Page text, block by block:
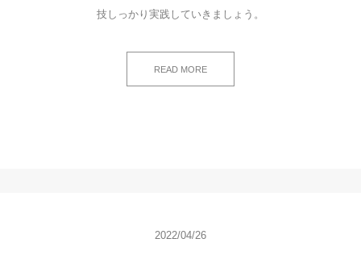
技しっかり実践していきましょう。
READ MORE
2022/04/26